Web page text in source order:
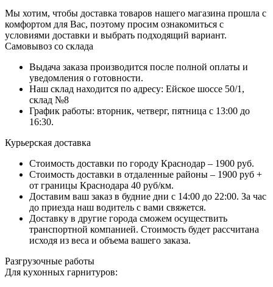
Мы хотим, чтобы доставка товаров нашего магазина прошла с
комфортом для Вас, поэтому просим ознакомиться с
условиями доставки и выбрать подходящий вариант.
Самовывоз со склада
Выдача заказа производится после полной оплаты и
уведомления о готовности.
Наш склад находится по адресу: Ейское шоссе 50/1,
склад №8
График работы: вторник, четверг, пятница с 13:00 до
16:30.
Курьерская доставка
Стоимость доставки по городу Краснодар – 1900 руб.
Стоимость доставки в отдаленные районы – 1900 руб +
от границы Краснодара 40 руб/км.
Доставим ваш заказ в будние дни с 14:00 до 22:00. За час
до приезда наш водитель с вами свяжется.
Доставку в другие города сможем осуществить
транспортной компанией. Стоимость будет рассчитана
исходя из веса и объема вашего заказа.
Разгрузочные работы
Для кухонных гарнитуров: